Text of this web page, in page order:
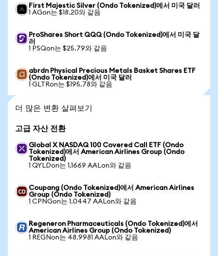
First Majestic Silver (Ondo Tokenized)에서 미국 달러
1 AGon는 $18.20와 같음
ProShares Short QQQ (Ondo Tokenized)에서 미국 달
러
1 PSQon는 $25.79와 같음
abrdn Physical Precious Metals Basket Shares ETF
(Ondo Tokenized)에서 미국 달러
1 GLTRon는 $195.78와 같음
더 많은 변환 살펴보기
고급 자산 전환
Global X NASDAQ 100 Covered Call ETF (Ondo
Tokenized)에서 American Airlines Group (Ondo
Tokenized)
1 QYLDon는 1.1669 AALon와 같음
Coupang (Ondo Tokenized)에서 American Airlines
Group (Ondo Tokenized)
1 CPNGon는 1.0447 AALon와 같음
Regeneron Pharmaceuticals (Ondo Tokenized)에서
American Airlines Group (Ondo Tokenized)
1 REGNon는 48.9981 AALon와 같음